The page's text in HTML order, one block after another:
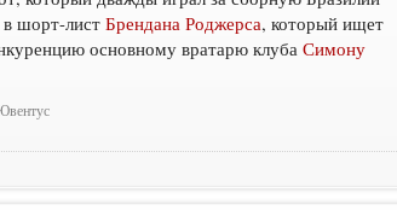
в шорт-листБрендана Роджерса, который ищет
основному вратарю клубаСимону